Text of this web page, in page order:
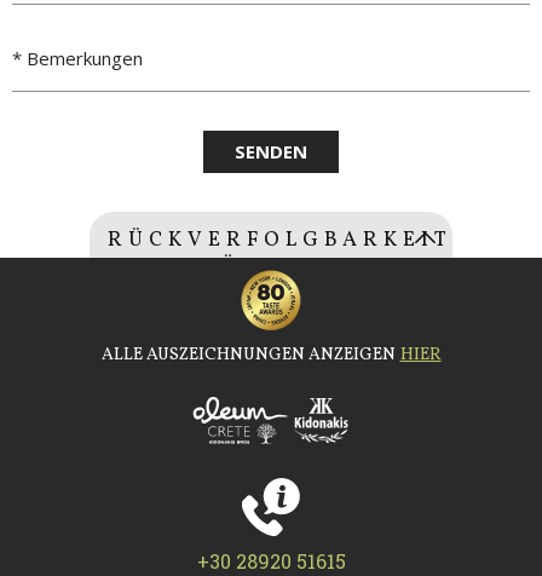
RÜCKVERFOLGBARKEIT
OLIVENÖL
Chargennummer: (0407022013)
ALLE AUSZEICHNUNGEN ANZEIGEN HIER
+30 28920 51615